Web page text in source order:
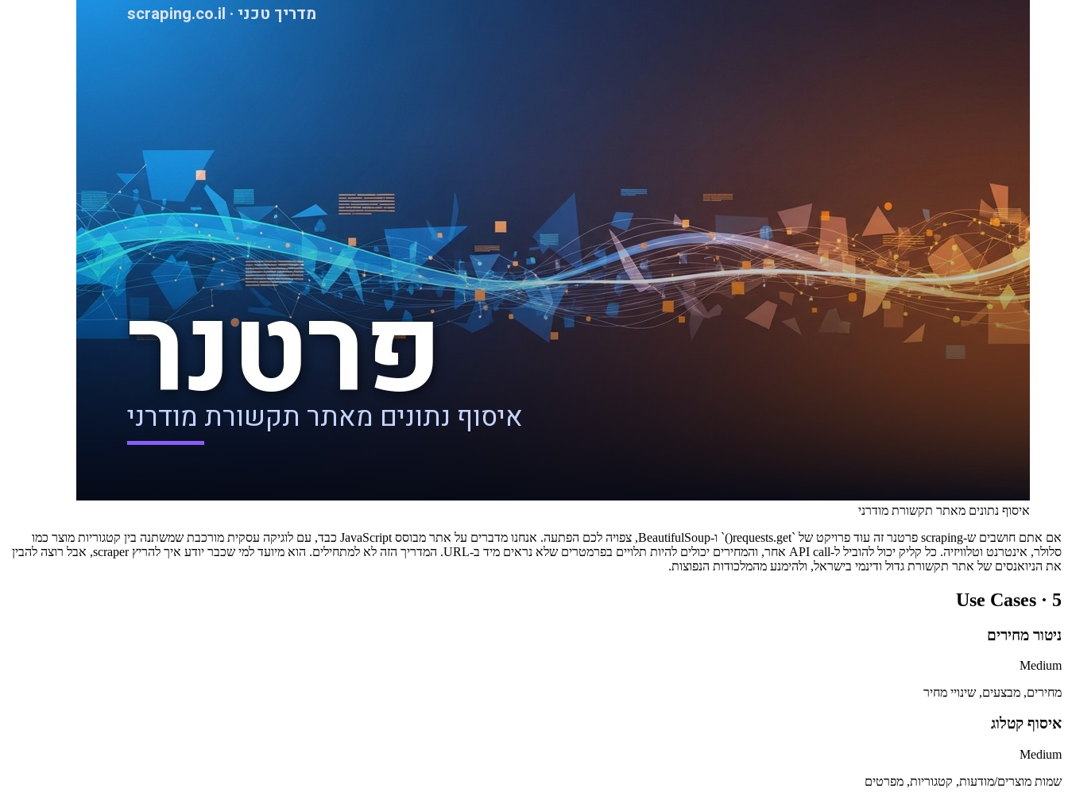
איסוף נתונים מאתר תקשורת מודרני
אם אתם חושבים ש-scraping פרטנר זה עוד פרויקט של `requests.get()` ו-BeautifulSoup, צפויה לכם הפתעה. אנחנו מדברים על אתר מבוסס JavaScript כבד, עם לוגיקה עסקית מורכבת שמשתנה בין קטגוריות מוצר כמו
סלולר, אינטרנט וטלוויזיה. כל קליק יכול להוביל ל-API call אחר, והמחירים יכולים להיות תלויים בפרמטרים שלא נראים מיד ב-URL. המדריך הזה לא למתחילים. הוא מיועד למי שכבר יודע איך להריץ scraper, אבל רוצה להבין
את הניואנסים של אתר תקשורת גדול ודינמי בישראל, ולהימנע מהמלכודות הנפוצות.
Use Cases · 5
ניטור מחירים
Medium
מחירים, מבצעים, שינויי מחיר
איסוף קטלוג
Medium
שמות מוצרים/מודעות, קטגוריות, מפרטים